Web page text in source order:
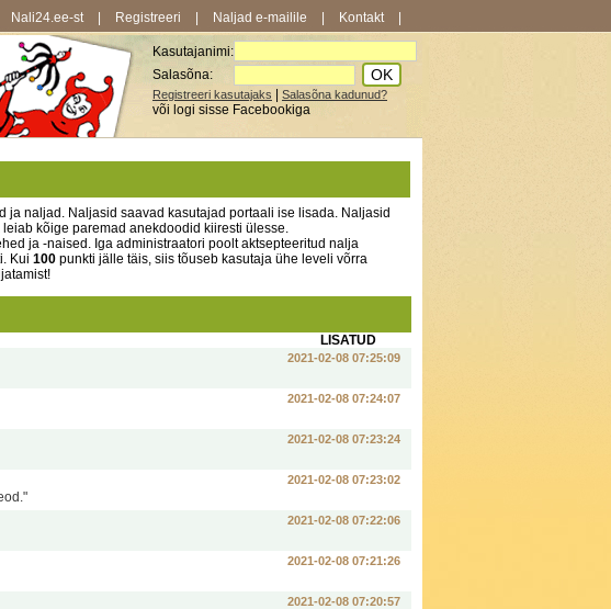
Nali24.ee-st Registreeri Naljad e-mailile Kontakt
Kasutajanimi:
Salasõna:
Registreeri kasutajaks Salasõna kadunud?
või logi sisse Facebookiga
naljad. Naljasid saavad kasutajad portaali ise lisada. Naljasid
kõige paremad anekdoodid kiiresti ülesse.
ja -naised. Iga administraatori poolt aktsepteeritud nalja
Kui 100 punkti jälle täis, siis tõuseb kasutaja ühe leveli võrra
LISATUD
2021-02-08 07:25:09
2021-02-08 07:24:07
2021-02-08 07:23:24
2021-02-08 07:23:02
2021-02-08 07:22:06
2021-02-08 07:21:26
2021-02-08 07:20:57